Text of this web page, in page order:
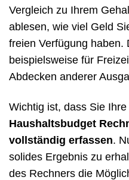
Vergleich zu Ihrem
ablesen, wie viel Geld
freien Verfügung haben.
beispielsweise für
Abdecken anderer
Wichtig ist, dass Sie Ihre
Haushaltsbudget
vollständig erfassen.
solides Ergebnis zu
des Rechners die